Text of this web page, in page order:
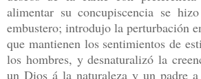
alimentar su concupiscencia se
embustero; introdujo la perturbación
que mantienen los sentimientos de
los hombres, y desnaturalizó la
un Dios á la naturaleza y un padre